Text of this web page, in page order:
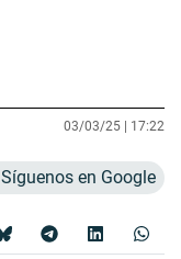
03/03/25 | 17:22
Síguenos en Google